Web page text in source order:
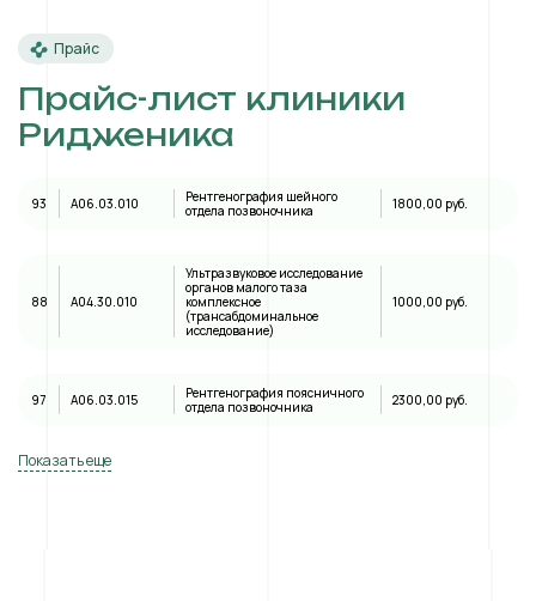
Прайс
Прайс-лист клиники
Ридженика
93 A06.03.010
Рентгенография шейного
отдела позвоночника
1800,00 руб.
88 А04.30.010
Ультразвуковое исследование
органов малого таза
комплексное
(трансабдоминальное
исследование)
1000,00 руб.
97 A06.03.015
Рентгенография поясничного
отдела позвоночника
2300,00 руб.
Показать еще